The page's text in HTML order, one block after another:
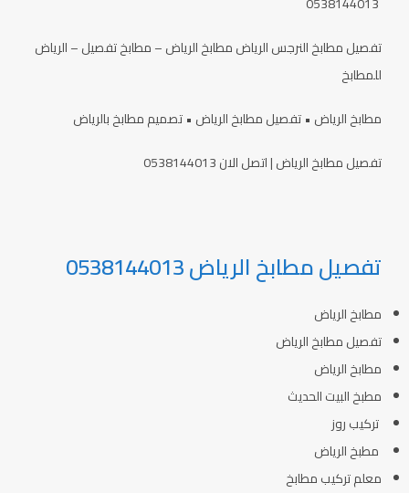
تفصيل مطابخ النرجس الرياض مطابخ الرياض – مطابخ تفصيل – الرياض
للمطابخ
مطابخ الرياض • تفصيل مطابخ الرياض • تصميم مطابخ بالرياض
تفصيل مطابخ الرياض | اتصل الان 0538144013
تفصيل مطابخ الرياض 0538144013
مطابخ الرياض
تفصيل مطابخ الرياض
مطابخ الرياض
مطبخ البيت الحديث
تركيب روز
مطبخ الرياض
معلم تركيب مطابخ